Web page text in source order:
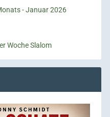
- Januar 2026
Woche Slalom